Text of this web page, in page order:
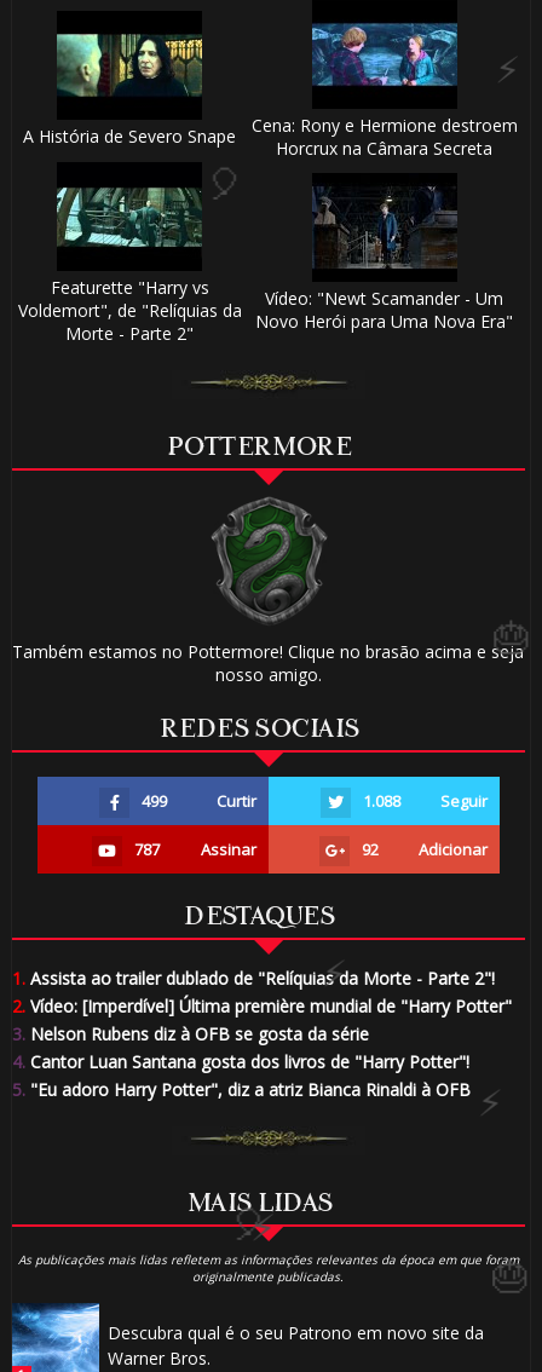
A História de Severo Snape
Cena: Rony e Hermione destroem
Horcrux na Câmara Secreta
Featurette "Harry vs
Voldemort", de "Relíquias da
Morte - Parte 2"
Vídeo: "Newt Scamander - Um
Novo Herói para Uma Nova Era"
POTTERMORE
Também estamos no Pottermore! Clique no brasão acima e seja
nosso amigo.
REDES SOCIAIS
499 Curtir 1.088 Seguir
787 Assinar 92 Adicionar
DESTAQUES
1.Assista ao trailer dublado de "Relíquias da Morte - Parte 2"!
2.Vídeo: [Imperdível] Última première mundial de "Harry Potter"
3.Nelson Rubens diz à OFB se gosta da série
4.Cantor Luan Santana gosta dos livros de "Harry Potter"!
5."Eu adoro Harry Potter", diz a atriz Bianca Rinaldi à OFB
MAIS LIDAS
As publicações mais lidas refletem as informações relevantes da época em que foram
originalmente publicadas.
Descubra qual é o seu Patrono em novo site da
Warner Bros.
⚡
1️⃣ 8️⃣
1️⃣ 8️⃣
1️⃣ 8️⃣